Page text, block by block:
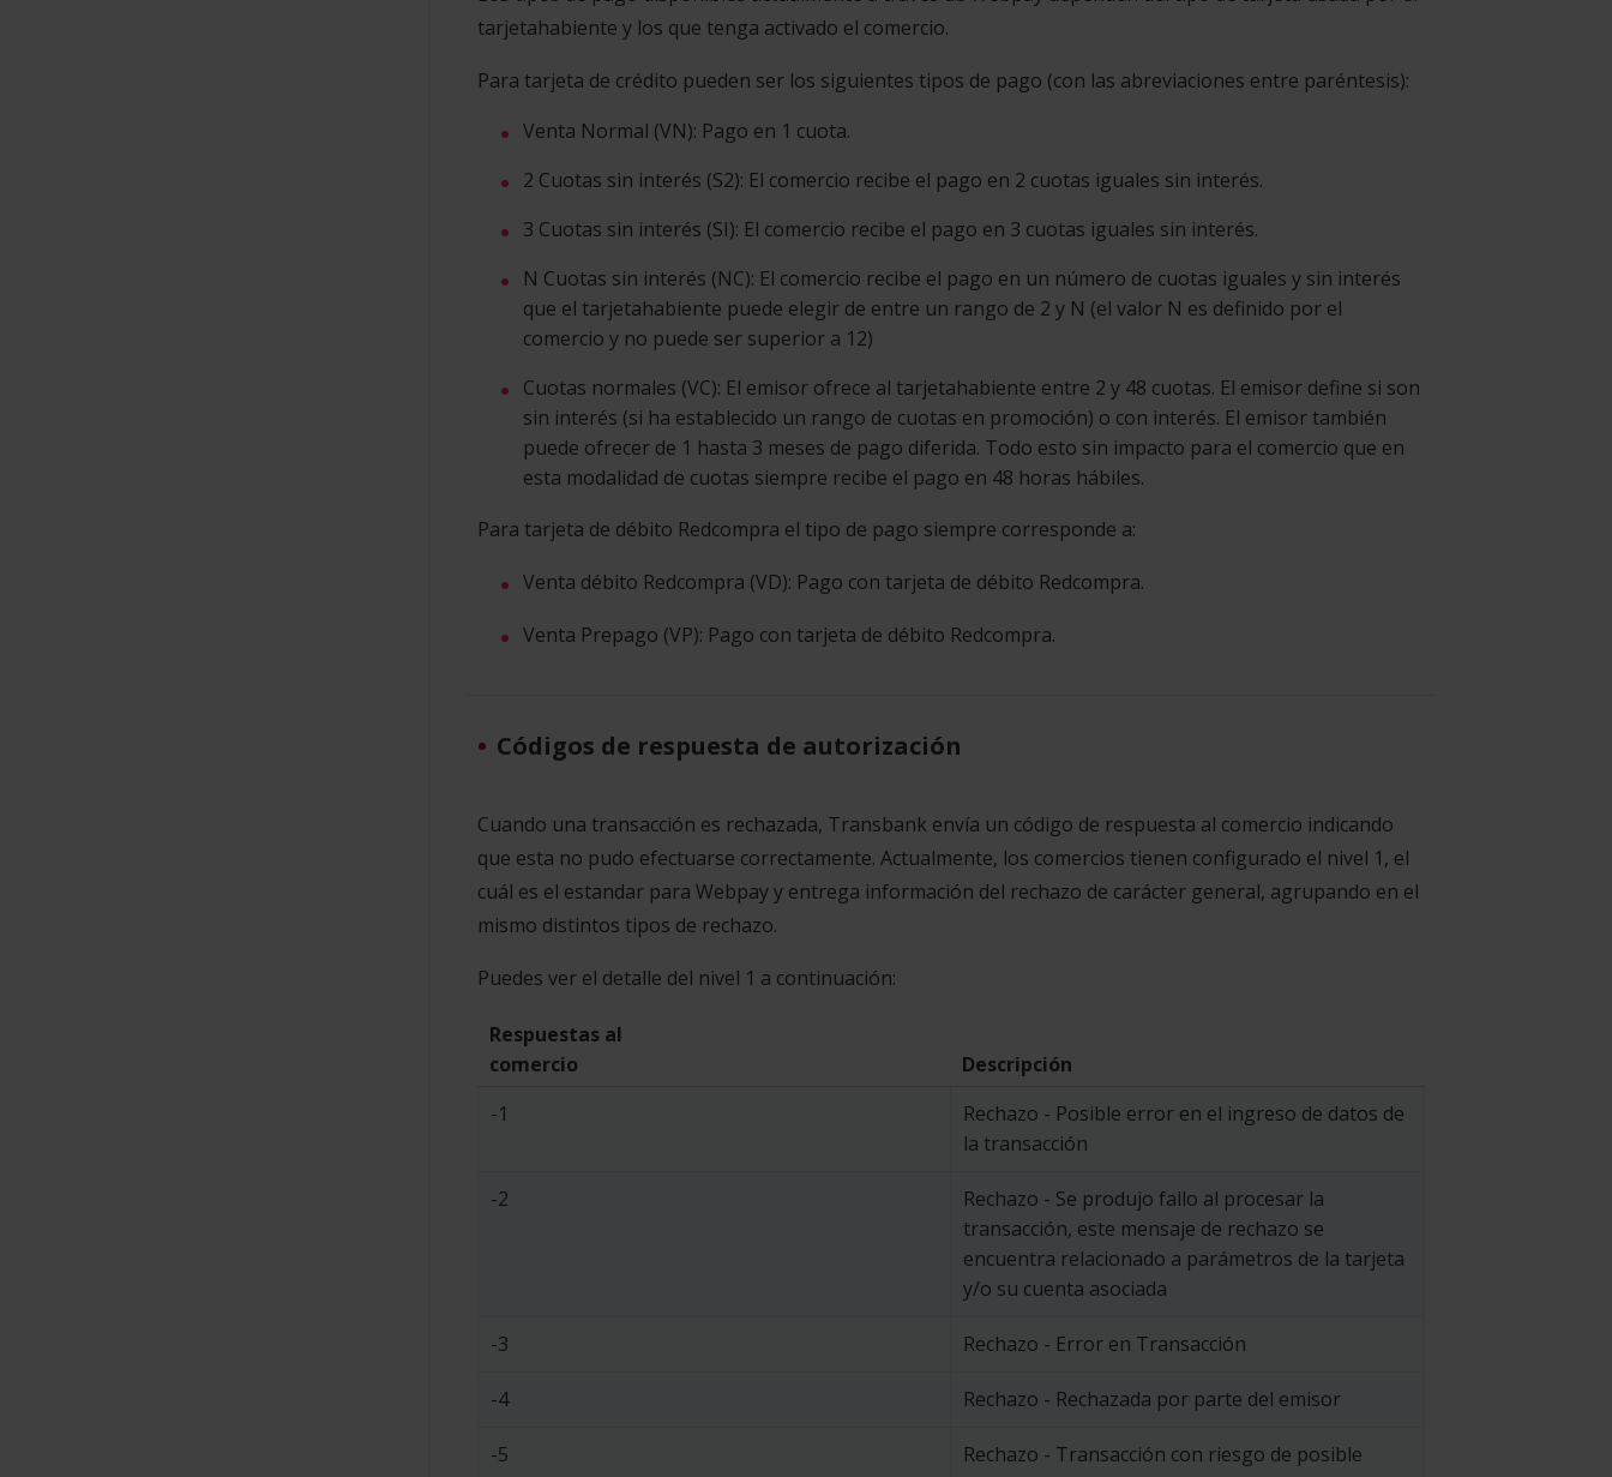
tarjetahabiente y los que tenga activado el comercio.
Para tarjeta de crédito pueden ser los siguientes tipos de pago (con las abreviaciones entre paréntesis):
Venta Normal (VN): Pago en 1 cuota.
2 Cuotas sin interés (S2): El comercio recibe el pago en 2 cuotas iguales sin interés.
3 Cuotas sin interés (SI): El comercio recibe el pago en 3 cuotas iguales sin interés.
N Cuotas sin interés (NC): El comercio recibe el pago en un número de cuotas iguales y sin interés
que el tarjetahabiente puede elegir de entre un rango de 2 y N (el valor N es definido por el
comercio y no puede ser superior a 12)
Cuotas normales (VC): El emisor ofrece al tarjetahabiente entre 2 y 48 cuotas. El emisor define si son
sin interés (si ha establecido un rango de cuotas en promoción) o con interés. El emisor también
puede ofrecer de 1 hasta 3 meses de pago diferida. Todo esto sin impacto para el comercio que en
esta modalidad de cuotas siempre recibe el pago en 48 horas hábiles.
Para tarjeta de débito Redcompra el tipo de pago siempre corresponde a:
Venta débito Redcompra (VD): Pago con tarjeta de débito Redcompra.
Venta Prepago (VP): Pago con tarjeta de débito Redcompra.
Códigos de respuesta de autorización
Cuando una transacción es rechazada, Transbank envía un código de respuesta al comercio indicando
que esta no pudo efectuarse correctamente. Actualmente, los comercios tienen configurado el nivel 1, el
cuál es el estandar para Webpay y entrega información del rechazo de carácter general, agrupando en el
mismo distintos tipos de rechazo.
Puedes ver el detalle del nivel 1 a continuación:
Respuestas al
comercio
Descripción
-1
Rechazo - Posible error en el ingreso de datos de
la transacción
-2
Rechazo - Se produjo fallo al procesar la
transacción, este mensaje de rechazo se
encuentra relacionado a parámetros de la tarjeta
y/o su cuenta asociada
-3 Rechazo - Error en Transacción
-4 Rechazo - Rechazada por parte del emisor
-5
Rechazo - Transacción con riesgo de posible